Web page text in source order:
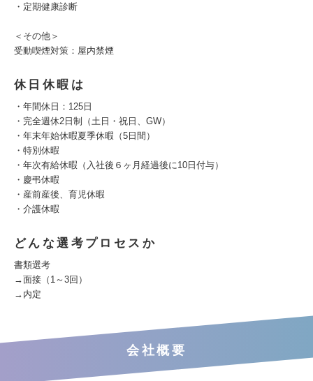
・定期健康診断
＜その他＞
受動喫煙対策：屋内禁煙
休日休暇は
・年間休日：125日
・完全週休2日制（土日・祝日、GW）
・年末年始休暇夏季休暇（5日間）
・特別休暇
・年次有給休暇（入社後６ヶ月経過後に10日付与）
・慶弔休暇
・産前産後、育児休暇
・介護休暇
どんな選考プロセスか
書類選考
→面接（1～3回）
→内定
会社概要